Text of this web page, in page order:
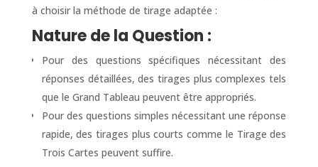
à choisir la méthode de tirage adaptée :
Nature de la Question :
Pour des questions spécifiques nécessitant des
réponses détaillées, des tirages plus complexes tels
que le Grand Tableau peuvent être appropriés.
Pour des questions simples nécessitant une réponse
rapide, des tirages plus courts comme le Tirage des
Trois Cartes peuvent suffire.